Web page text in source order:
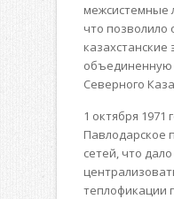
межсистемные
что позволило
казахстанские
объединенную
Северного
1 октября 1971
Павлодарское
сетей, что
теплофикации